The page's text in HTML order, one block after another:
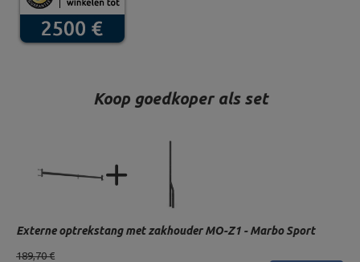
Koop goedkoper als set
189,70 €
Externe optrekstang met zakhouder MO-Z1 - Marbo Sport